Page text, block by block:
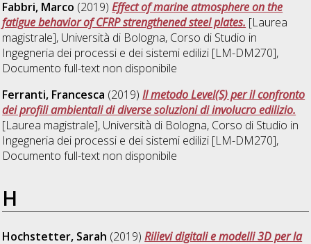
Fabbri, Marco (2019)Effect of marine atmosphere on the
fatigue behavior of CFRP strengthened steel plates. [Laurea
magistrale], Università di Bologna, Corso di Studio in
Ingegneria dei processi e dei sistemi edilizi [LM-DM270],
Documento full-text non disponibile
Ferranti, Francesca (2019)Il metodo Level(S) per il confronto
dei profili ambientali di diverse soluzioni di involucro edilizio.
[Laurea magistrale], Università di Bologna, Corso di Studio in
Ingegneria dei processi e dei sistemi edilizi [LM-DM270],
Documento full-text non disponibile
H
Hochstetter, Sarah (2019)Rilievi digitali e modelli 3D per la